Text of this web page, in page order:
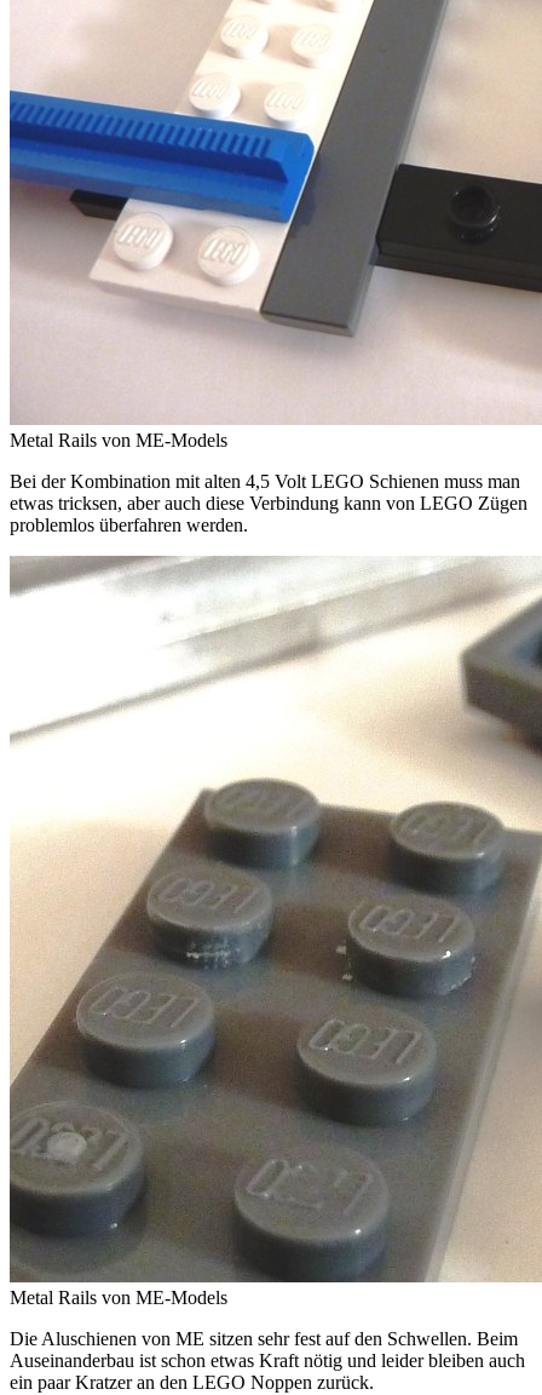
Metal Rails von ME-Models
Bei der Kombination mit alten 4,5 Volt LEGO Schienen muss man
etwas tricksen, aber auch diese Verbindung kann von LEGO Zügen
problemlos überfahren werden.
Metal Rails von ME-Models
Die Aluschienen von ME sitzen sehr fest auf den Schwellen. Beim
Auseinanderbau ist schon etwas Kraft nötig und leider bleiben auch
ein paar Kratzer an den LEGO Noppen zurück.